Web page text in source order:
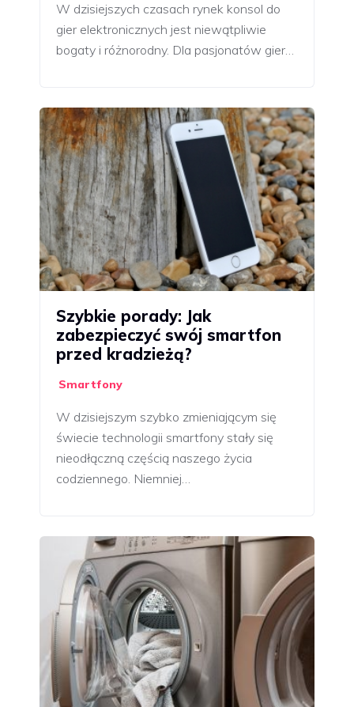
W dzisiejszych czasach rynek konsol do
gier elektronicznych jest niewątpliwie
bogaty i różnorodny. Dla pasjonatów gier…
Szybkie porady: Jak
zabezpieczyć swój smartfon
przed kradzieżą?
Smartfony
W dzisiejszym szybko zmieniającym się
świecie technologii smartfony stały się
nieodłączną częścią naszego życia
codziennego. Niemniej…